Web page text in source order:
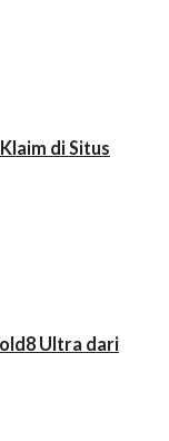
di Situs
Ultra dari